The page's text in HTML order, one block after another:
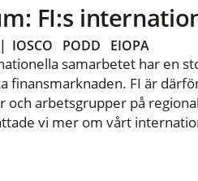
FI:s
IOSCO PODD EIOPA
samarbetet har en
finansmarknaden. FI är
arbetsgrupper på
vi mer om vårt